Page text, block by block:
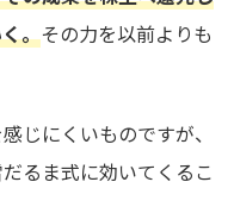
。その力を以前よりも
じにくいものですが、
るま式に効いてくるこ